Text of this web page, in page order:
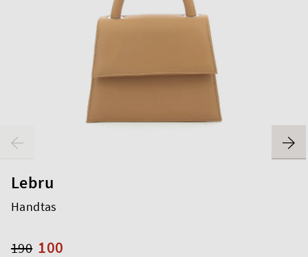
Lebru
Handtas
100
190